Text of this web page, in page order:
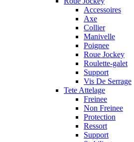
Accessoires
Axe
Collier
Manivelle
Poignee
Roue Jockey
Roulette-galet
Support
Vis De Serrage
Tete Attelage
Freinee
Non Freinee
Protection
Ressort
Support